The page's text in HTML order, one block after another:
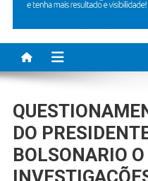
DO
BOLSONARIO